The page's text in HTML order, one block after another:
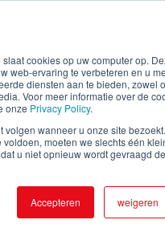
slaat cookies op uw computer op.
web-ervaring te verbeteren en u
diensten aan te bieden, zowel
Voor meer informatie over de
onze Privacy Policy.
volgen wanneer u onze site
voldoen, moeten we slechts één
u niet opnieuw wordt gevraagd
Accepteren weigeren
King & Sea Queen -
King & Sea Queen - swimrun
Club vzw